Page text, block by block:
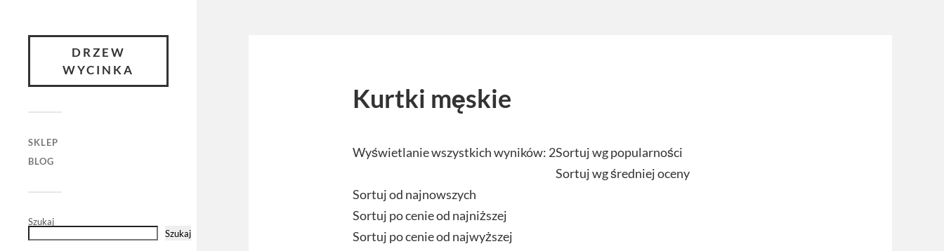
DRZEW
WYCINKA
SKLEP
BLOG
Szukaj
Szukaj
Kurtki męskie
Wyświetlanie wszystkich wyników: 2Sortuj wg popularności
Sortuj wg średniej oceny
Sortuj od najnowszych
Sortuj po cenie od najniższej
Sortuj po cenie od najwyższej